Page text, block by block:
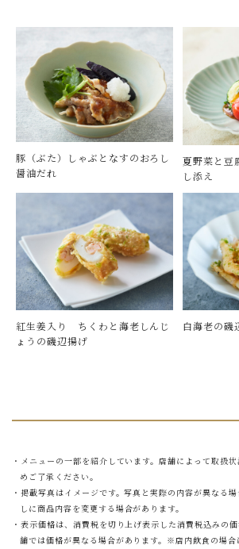
豚（ぶた）しゃぶとなすのおろし
醤油だれ
夏野菜と豆
し添え
紅生姜入り ちくわと海老しんじ
ょうの磯辺揚げ
白海老の磯
・メニューの一部を紹介しています。店舗によって取扱
めご了承ください。
・掲載写真はイメージです。写真と実際の内容が異なる
しに商品内容を変更する場合があります。
・表示価格は、消費税を切り上げ表示した消費税込みの
舗では価格が異なる場合があります。※店内飲食の場